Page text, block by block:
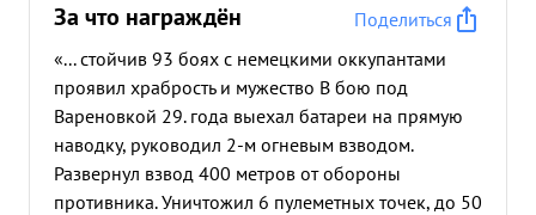
За что награждён
Поделиться
«... стойчив 93 боях с немецкими оккупантами
проявил храбрость и мужество В бою под
Вареновкой 29. года выехал батареи на прямую
наводку, руководил 2-м огневым взводом.
Развернул взвод 400 метров от обороны
противника. Уничтожил 6 пулеметных точек, до 50